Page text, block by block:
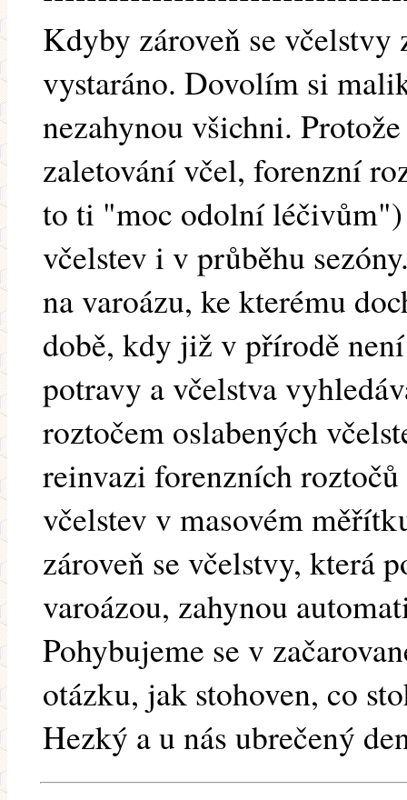
Kdyby zároveň se
vystaráno. Dovolím si
nezahynou všichni.
zaletování včel, forenzní
to ti "moc odolní
včelstev i v průběhu
na varoázu, ke kterému
době, kdy již v přírodě
potravy a včelstva
roztočem oslabených
reinvazi forenzních
včelstev v masovém
zároveň se včelstvy, která
varoázou, zahynou
Pohybujeme se v
otázku, jak stohoven, co
Hezký a u nás ubrečený